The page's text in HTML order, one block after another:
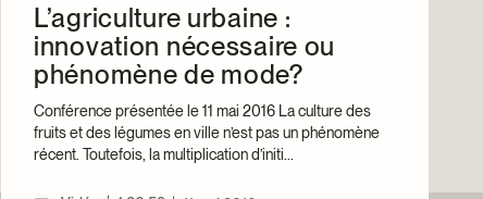
L’agriculture urbaine :
innovation nécessaire ou
phénomène de mode?
Conférence présentée le 11 mai 2016 La culture des
fruits et des légumes en ville n’est pas un phénomène
récent. Toutefois, la multiplication d’initi...